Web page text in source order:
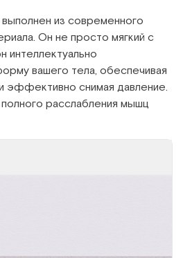
из современного
Он не просто мягкий с
вашего тела, обеспечивая
эффективно снимая давление.
расслабления мышц